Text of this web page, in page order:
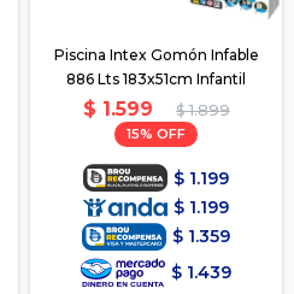
Piscina Intex Gomón Infable
886 Lts 183x51cm Infantil
$ 1.599 $ 1.899
15
$ 1.199
$ 1.199
$ 1.359
$ 1.439